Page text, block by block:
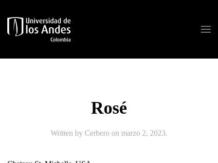
Skip to main content
Rosé
Written by Cerbero on marzo 2, 2023.